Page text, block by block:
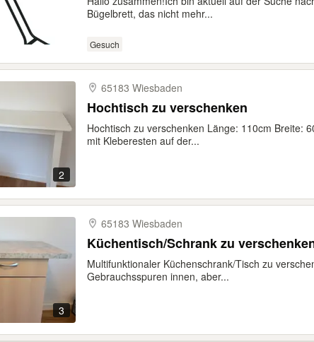
Bügelbrett, das nicht mehr...
Gesuch
2
65183 Wiesbaden
Hochtisch zu verschenken
Hochtisch zu verschenken Länge: 110cm Breite:
mit Kleberesten auf der...
3
65183 Wiesbaden
Küchentisch/Schrank zu
Multifunktionaler Küchenschrank/Tisch zu
Gebrauchsspuren innen, aber...